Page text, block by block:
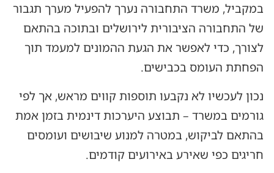
במקביל, משרד התחבורה נערך להפעיל מערך תגבור
של התחבורה הציבורית לירושלים ובתוכה בהתאם
לצורך, כדי לאפשר את הגעת ההמונים למעמד תוך
הפחתת העומס בכבישים.
נכון לעכשיו לא נקבעו תוספות קווים מראש, אך לפי
גורמים במשרד – תבוצע היערכות דינמית בזמן אמת
בהתאם לביקוש, במטרה למנוע שיבושים ועומסים
חריגים כפי שאירע באירועים קודמים.